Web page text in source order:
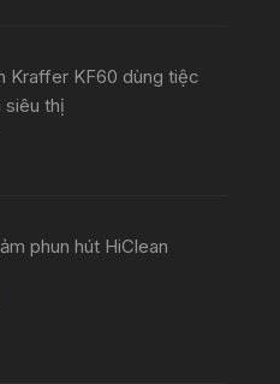
Kraffer KF60 dùng tiệc
siêu thị
phun hút HiClean